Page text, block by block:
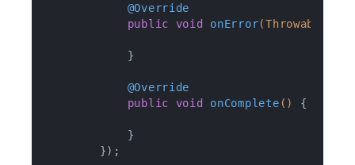
@Override
public
void onError(Throwable e)
            }
@Override
public
void onComplete () {
            }